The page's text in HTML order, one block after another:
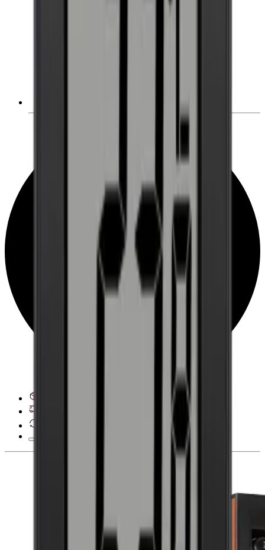
Derecho de desistimiento de 28 días